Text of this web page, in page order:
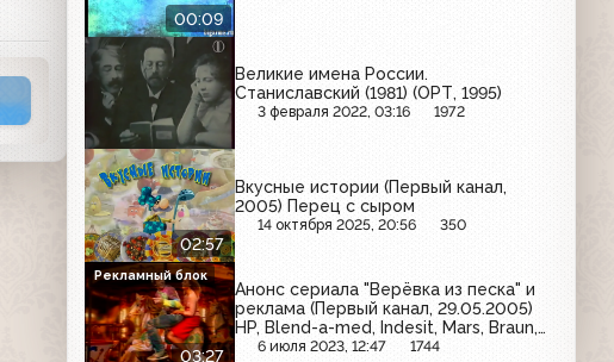
00:09
Великие имена России.
Станиславский (1981) (ОРТ, 1995)
3 февраля 2022, 03:16 1972
02:57
Вкусные истории (Первый канал,
2005) Перец с сыром
14 октября 2025, 20:56 350
03:27
Анонс сериала "Верёвка из песка" и
реклама (Первый канал, 29.05.2005)
HP, Blend-a-med, Indesit, Mars, Braun,
Фастум-гель, Old Spice, Toyota
6 июля 2023, 12:47 1744
Рекламный блок